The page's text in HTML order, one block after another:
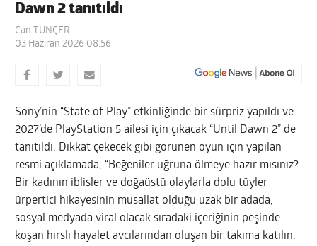
Dawn 2 tanıtıldı
Can TUNÇER
03 Haziran 2026 08:56
Sony’nin “State of Play” etkinliğinde bir sürpriz yapıldı ve
2027’de PlayStation 5 ailesi için çıkacak “Until Dawn 2” de
tanıtıldı. Dikkat çekecek gibi görünen oyun için yapılan
resmi açıklamada, “Beğeniler uğruna ölmeye hazır mısınız?
Bir kadının iblisler ve doğaüstü olaylarla dolu tüyler
ürpertici hikayesinin musallat olduğu uzak bir adada,
sosyal medyada viral olacak sıradaki içeriğinin peşinde
koşan hırslı hayalet avcılarından oluşan bir takıma katılın.